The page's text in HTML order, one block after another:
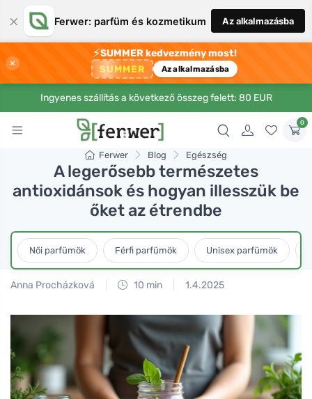
× Ferwer: parfüm és kozmetikum Az alkalmazásba
×
⚡SUMMER kedvezmény most!
SUMMER Az alkalmazásba
Ingyenes szállítás a következő összeg felett: 80 EUR
0
Ferwer Blog Egészség
A legerősebb természetes
antioxidánsok és hogyan illesszük be
őket az étrendbe
Női parfümök Férfi parfümök Unisex parfümök
Anna Procházková 10 min 1.4.2025